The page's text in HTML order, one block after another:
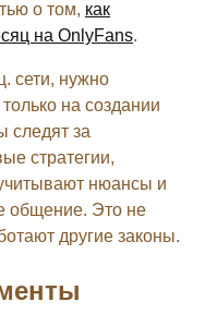
о том, как
на OnlyFans.
сети, нужно
на создании
следят за
стратегии,
нюансы и
общение. Это не
другие законы.